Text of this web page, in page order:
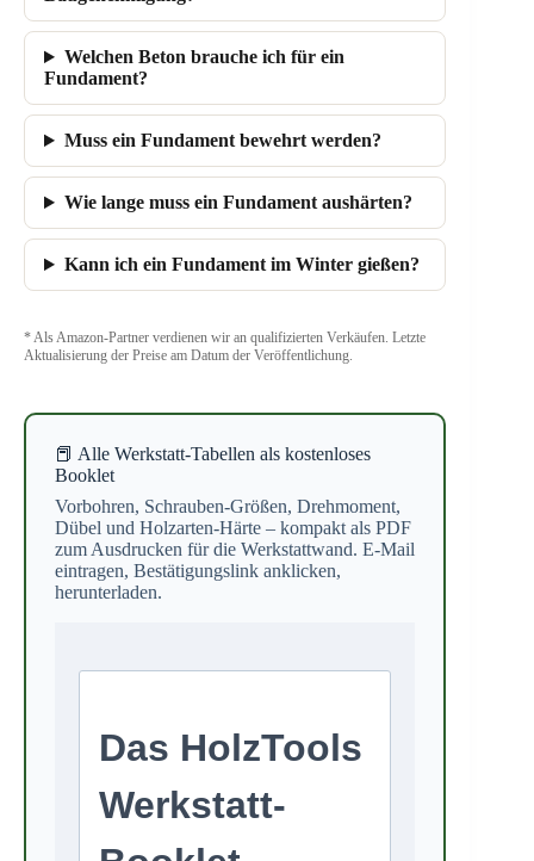
Welchen Beton brauche ich für ein
Fundament?
Muss ein Fundament bewehrt werden?
Wie lange muss ein Fundament aushärten?
Kann ich ein Fundament im Winter gießen?
* Als Amazon-Partner verdienen wir an qualifizierten Verkäufen. Letzte
Aktualisierung der Preise am Datum der Veröffentlichung.
📕 Alle Werkstatt-Tabellen als kostenloses
Booklet
Vorbohren, Schrauben-Größen, Drehmoment,
Dübel und Holzarten-Härte – kompakt als PDF
zum Ausdrucken für die Werkstattwand. E-Mail
eintragen, Bestätigungslink anklicken,
herunterladen.